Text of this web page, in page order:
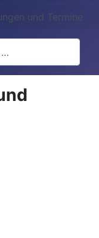
und Termine